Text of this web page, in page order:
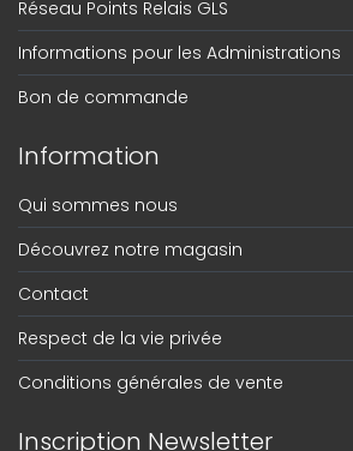
Réseau Points Relais GLS
Informations pour les Administrations
Bon de commande
Information
Qui sommes nous
Découvrez notre magasin
Contact
Respect de la vie privée
Conditions générales de vente
Inscription Newsletter